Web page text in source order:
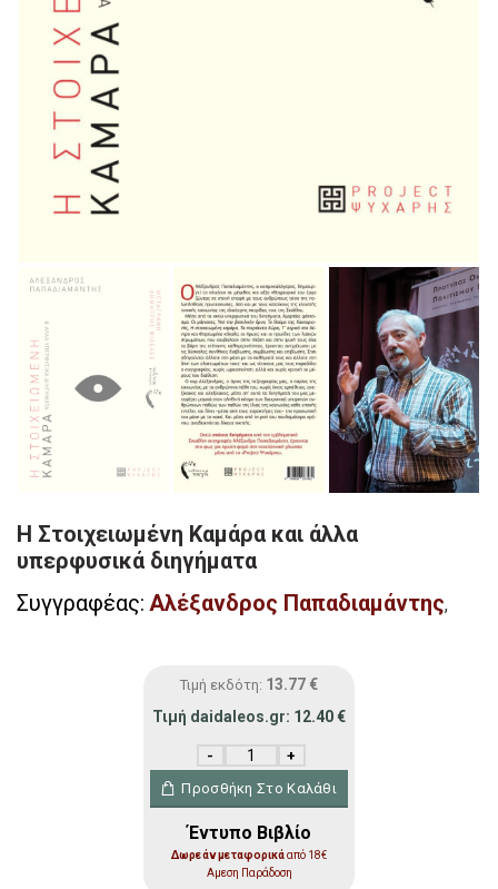
Η Στοιχειωμένη Καμάρα και άλλα
υπερφυσικά διηγήματα
Συγγραφέας: Αλέξανδρος Παπαδιαμάντης,
Τιμή εκδότη: 13.77 €
Τιμή daidaleos.gr: 12.40€
Η Στοιχειωμένη Καμάρα και άλλα
Προσθήκη Στο Καλάθι
Έντυπο Βιβλίο
Δωρεάν μεταφορικάαπό 18€
Αμεση Παράδοση